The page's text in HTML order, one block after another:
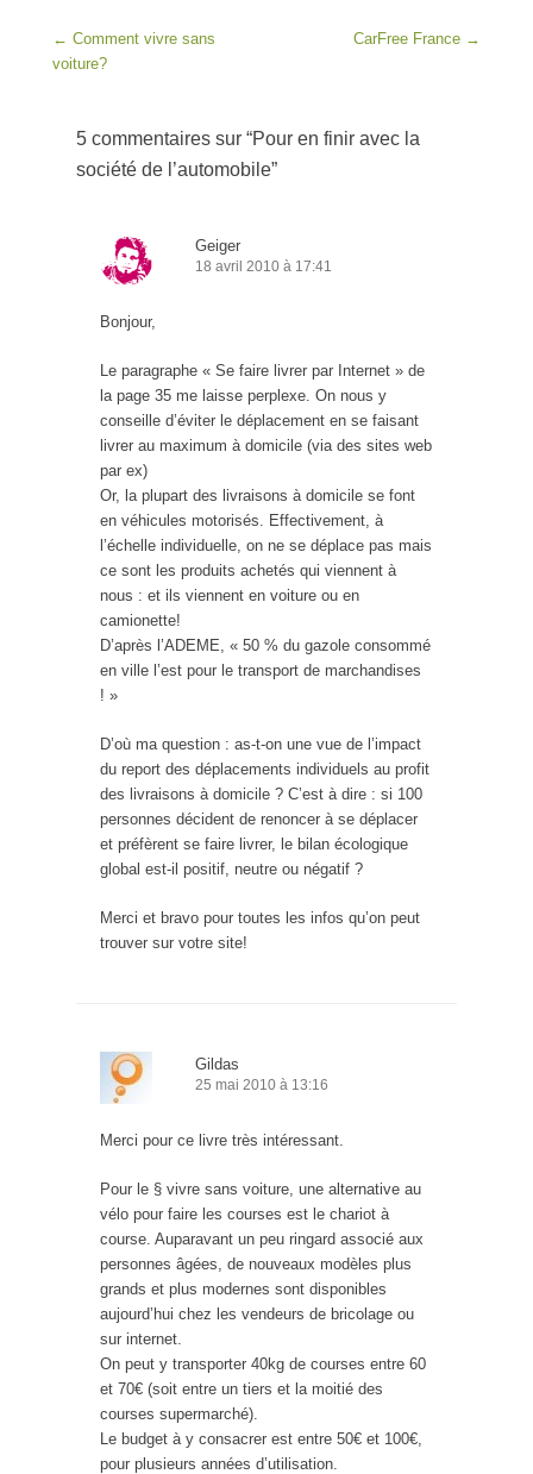
Post navigation
← Comment vivre sans
voiture?
CarFree France →
5 commentaires sur “Pour en finir avec la
société de l’automobile”
Geiger
18 avril 2010 à 17:41
Bonjour,
Le paragraphe « Se faire livrer par Internet » de
la page 35 me laisse perplexe. On nous y
conseille d’éviter le déplacement en se faisant
livrer au maximum à domicile (via des sites web
par ex)
Or, la plupart des livraisons à domicile se font
en véhicules motorisés. Effectivement, à
l’échelle individuelle, on ne se déplace pas mais
ce sont les produits achetés qui viennent à
nous : et ils viennent en voiture ou en
camionette!
D’après l’ADEME, « 50 % du gazole consommé
en ville l’est pour le transport de marchandises
! »
D’où ma question : as-t-on une vue de l’impact
du report des déplacements individuels au profit
des livraisons à domicile ? C’est à dire : si 100
personnes décident de renoncer à se déplacer
et préfèrent se faire livrer, le bilan écologique
global est-il positif, neutre ou négatif ?
Merci et bravo pour toutes les infos qu’on peut
trouver sur votre site!
Gildas
25 mai 2010 à 13:16
Merci pour ce livre très intéressant.
Pour le § vivre sans voiture, une alternative au
vélo pour faire les courses est le chariot à
course. Auparavant un peu ringard associé aux
personnes âgées, de nouveaux modèles plus
grands et plus modernes sont disponibles
aujourd’hui chez les vendeurs de bricolage ou
sur internet.
On peut y transporter 40kg de courses entre 60
et 70€ (soit entre un tiers et la moitié des
courses supermarché).
Le budget à y consacrer est entre 50€ et 100€,
pour plusieurs années d’utilisation.